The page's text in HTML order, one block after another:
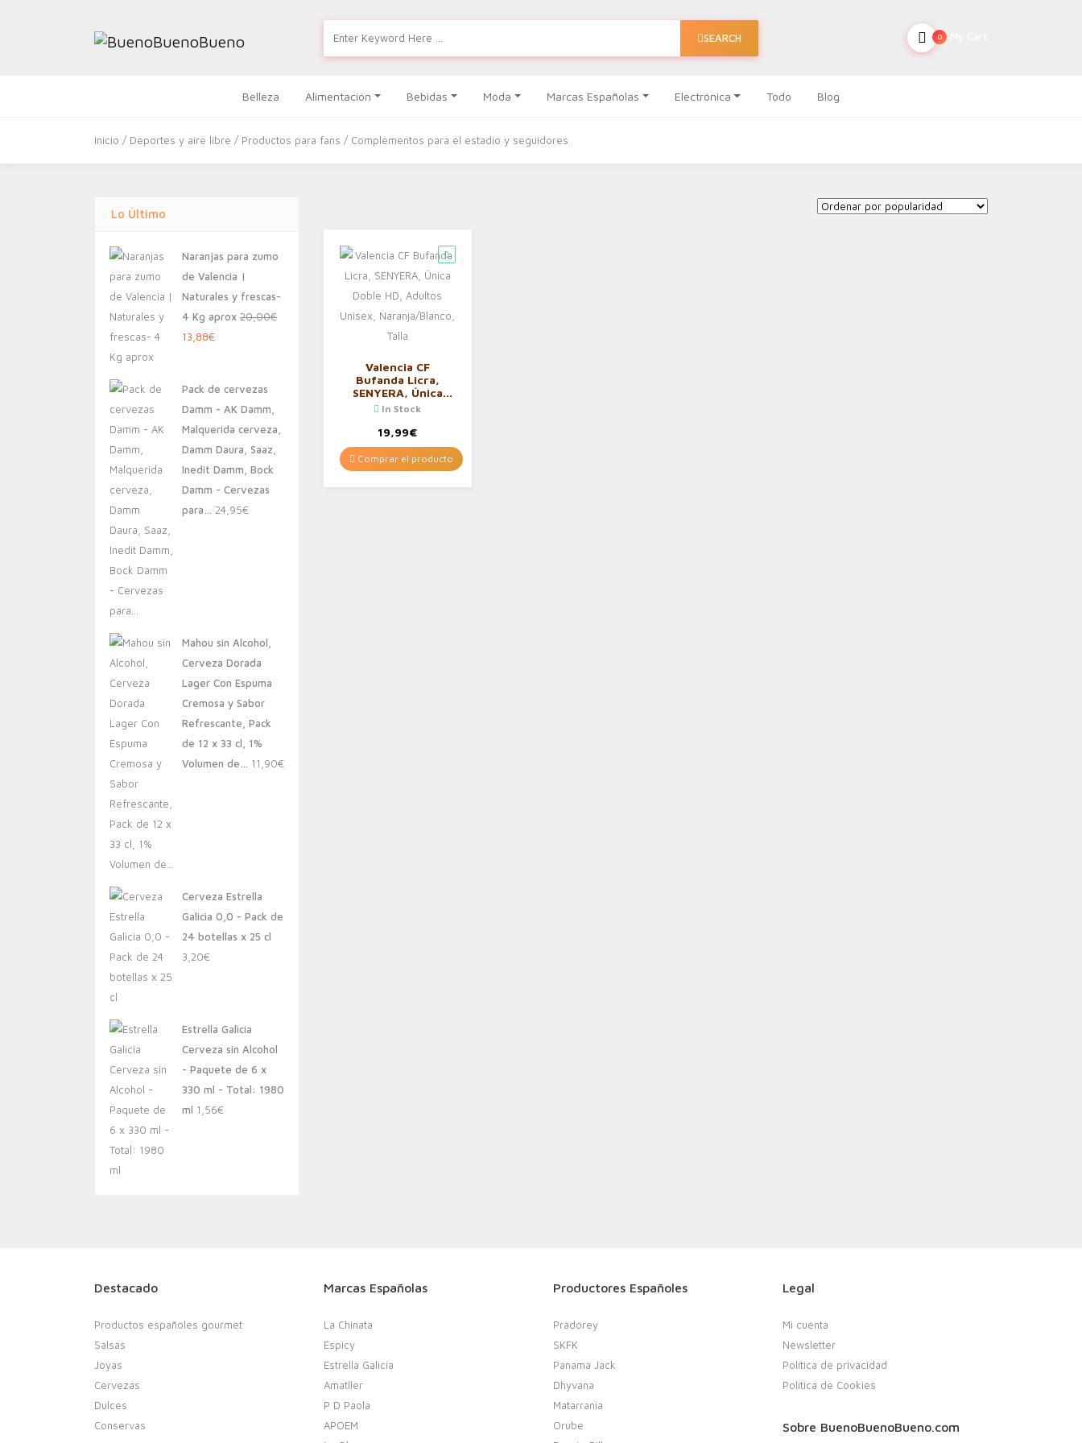
SEARCH 0
Belleza Alimentación Bebidas Moda Marcas Españolas Electrónica Todo Blog
Inicio / Deportes y aire libre / Productos para fans / Complementos para el estadio y seguidores
Lo Último
Naranjas para zumo
de Valencia |
Naturales y frescas-
4 Kg aprox 20,00€
El
era:
20,00€.
13,88€El
es:
13,88€.
Pack de cervezas
Damm - AK Damm,
Malquerida cerveza,
Damm Daura, Saaz,
Inedit Damm, Bock
Damm - Cervezas
para… 24,95€
Mahou sin Alcohol,
Cerveza Dorada
Lager Con Espuma
Cremosa y Sabor
Refrescante, Pack
de 12 x 33 cl, 1%
Volumen de… 11,90€
Cerveza Estrella
Galicia 0,0 - Pack de
24 botellas x 25 cl
3,20€
Estrella Galicia
Cerveza sin Alcohol
- Paquete de 6 x
330 ml - Total: 1980
ml 1,56€
Valencia CF
Bufanda Licra,
SENYERA, Única
Doble HD, Adultos
Naranja/Blanco,
Talla
In Stock
19,99€
Comprar el producto
Destacado
Productos españoles gourmet
Salsas
Joyas
Cervezas
Dulces
Conservas
Marcas Españolas
La Chinata
Espicy
Estrella Galicia
Amatller
P D Paola
APOEM
Productores Españoles
Pradorey
SKFK
Panama Jack
Dhyvana
Matarrania
Orube
Legal
Mi cuenta
Newsletter
Política de privacidad
Política de Cookies
Sobre BuenoBuenoBueno.com